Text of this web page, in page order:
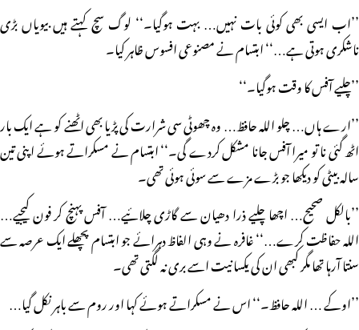
’’اب ایسی بھی کوئی بات نہیں… بہت ہوگیا۔‘‘ لوگ سچ کہتے ہیں بیویاں بڑی
ناشکری ہوتی ہے…‘‘ ابتسام نے مصنوعی افسوس ظاہر کیا۔
’’چلیے آفس کا وقت ہوگیا۔‘‘
’’ارے ہاں… چلو اللہ حافظ… وہ چھوٹی سی شرارت کی پڑیا بھی اٹھنے کو ہے ایک بار
اٹھ گئی نا تو میرا آفس جانا مشکل کردے گی۔‘‘ ابتسام نے مسکراتے ہوئے اپنی تین
سالہ بیٹی کو دیکھا جو بڑے مزے سے سوئی ہوئی تھی۔
’’بالکل صحیح… اچھا چلیے ذرا دھیان سے گاڑی چلائیے… آفس پہنچ کر فون کیجیے…
اللہ حفاظت کرے…‘‘ غافرہ نے وہی الفاظ دہرائے جو ابتسام پچھلے ایک عرصہ سے
سنتا آرہا تھا مگر کبھی ان کی یکسانیت اسے بری نہ لگتی تھی۔
’’اوکے … اللہ حافظ۔‘‘ اس نے مسکراتے ہوئے کہا اور روم سے باہر نکل گیا…